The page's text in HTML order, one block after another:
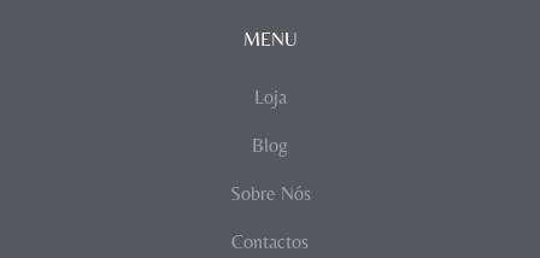
MENU
Loja
Blog
Sobre Nós
Contactos